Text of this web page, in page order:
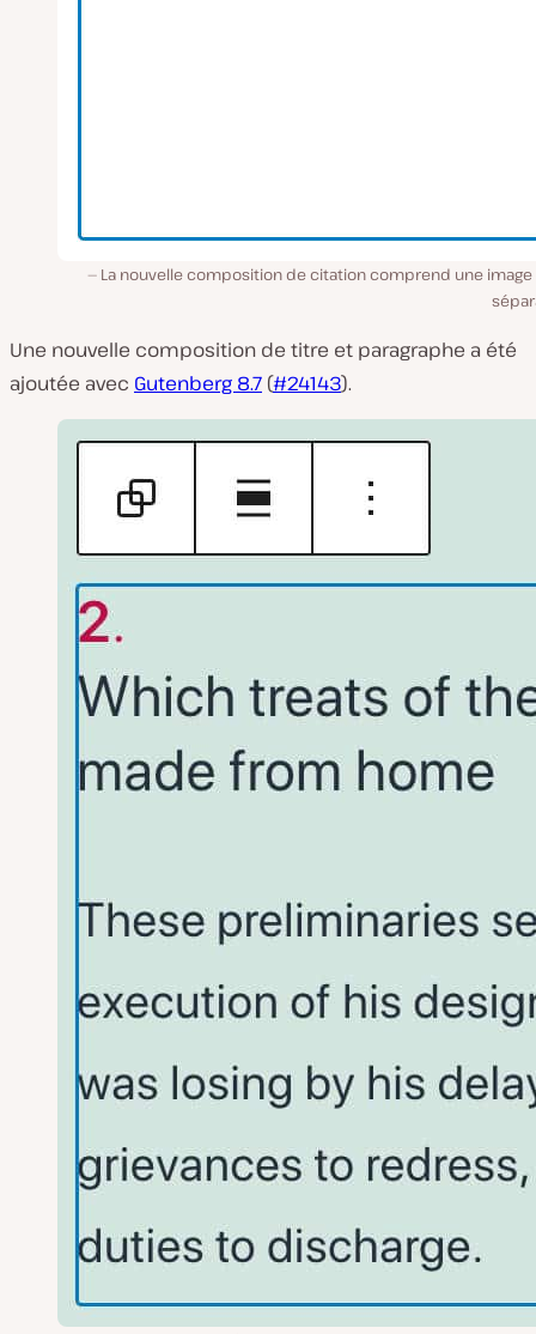
La nouvelle composition de citation comprend une image
Une nouvelle composition de titre et paragraphe a été
ajoutée avec Gutenberg 8.7 (#24143).